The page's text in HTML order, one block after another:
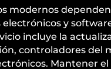
modernos
electrónicos y
incluye la
controladores del
Mantener